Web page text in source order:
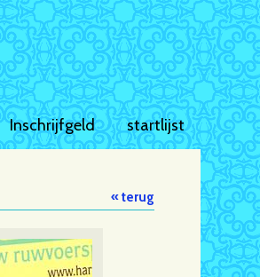
Inschrijfgeld startlijst
« terug